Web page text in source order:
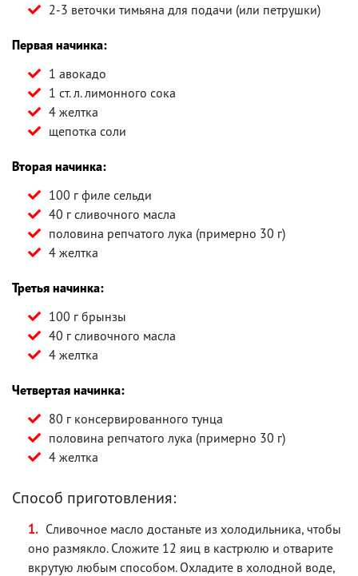
2-3 веточки тимьяна для подачи (или петрушки)
Первая начинка:
1 авокадо
1 ст. л. лимонного сока
4 желтка
щепотка соли
Вторая начинка:
100 г филе сельди
40 г сливочного масла
половина репчатого лука (примерно 30 г)
4 желтка
Третья начинка:
100 г брынзы
40 г сливочного масла
4 желтка
Четвертая начинка:
80 г консервированного тунца
половина репчатого лука (примерно 30 г)
4 желтка
Способ приготовления:
Сливочное масло достаньте из холодильника, чтобы
оно размякло. Сложите 12 яиц в кастрюлю и отварите
вкрутую любым способом. Охладите в холодной воде,